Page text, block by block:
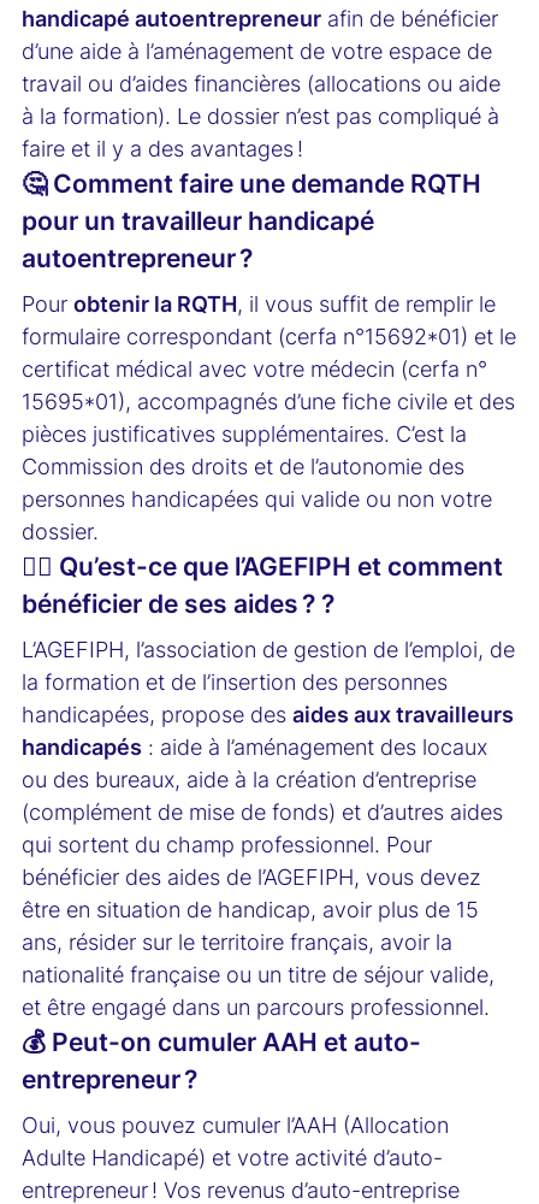
handicapé autoentrepreneur afin de bénéficier
d’une aide à l’aménagement de votre espace de
travail ou d’aides financières (allocations ou aide
à la formation). Le dossier n’est pas compliqué à
faire et il y a des avantages !
🤔 Comment faire une demande RQTH
pour un travailleur handicapé
autoentrepreneur ?
Pour obtenir la RQTH, il vous suffit de remplir le
formulaire correspondant (cerfa n°15692*01) et le
certificat médical avec votre médecin (cerfa n°
15695*01), accompagnés d’une fiche civile et des
pièces justificatives supplémentaires. C’est la
Commission des droits et de l’autonomie des
personnes handicapées qui valide ou non votre
dossier.
🙋‍♂️ Qu’est-ce que l’AGEFIPH et comment
bénéficier de ses aides ? ?
L’AGEFIPH, l’association de gestion de l’emploi, de
la formation et de l’insertion des personnes
handicapées, propose des aides aux travailleurs
handicapés : aide à l’aménagement des locaux
ou des bureaux, aide à la création d’entreprise
(complément de mise de fonds) et d’autres aides
qui sortent du champ professionnel. Pour
bénéficier des aides de l’AGEFIPH, vous devez
être en situation de handicap, avoir plus de 15
ans, résider sur le territoire français, avoir la
nationalité française ou un titre de séjour valide,
et être engagé dans un parcours professionnel.
💰 Peut-on cumuler AAH et auto-
entrepreneur ?
Oui, vous pouvez cumuler l’AAH (Allocation
Adulte Handicapé) et votre activité d’auto-
entrepreneur ! Vos revenus d’auto-entreprise